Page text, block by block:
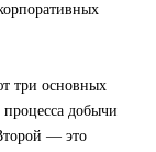
три основных
добычи
— это